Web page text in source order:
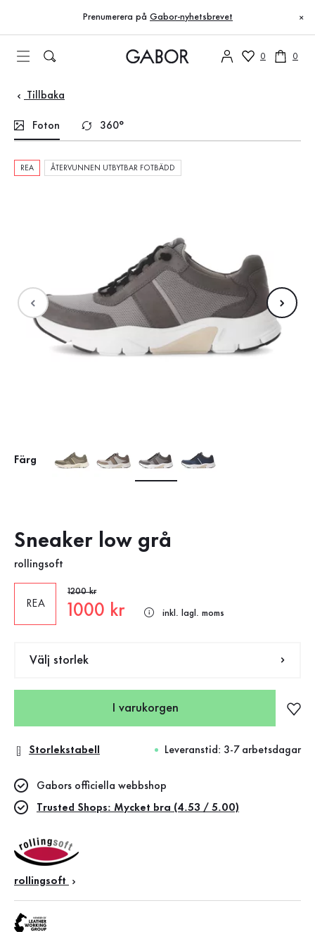
Till innehållsförteckning
Till huvudnavigation
Prenumerera på Gabor-nyhetsbrevet ×
0 0
Tillbaka
Foton 360°
REA ÅTERVUNNEN UTBYTBAR FOTBÄDD
Färg
Sneaker low grå
rollingsoft
REA
Gammalt pris
1200 kr
Nytt pris
1000 kr inkl. lagl. moms
Välj storlek
I varukorgen
Storlekstabell Leveranstid: 3-7 arbetsdagar
Gabors officiella webbshop
Trusted Shops: Mycket bra (4.53 / 5.00)
rollingsoft